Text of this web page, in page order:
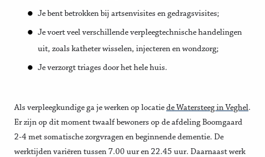
Je bent betrokken bij artsenvisites en gedragsvisites;
Je voert veel verschillende verpleegtechnische handelingen
uit, zoals katheter wisselen, injecteren en wondzorg;
Je verzorgt triages door het hele huis.
Als verpleegkundige ga je werken op locatie de Watersteeg in Veghel.
Er zijn op dit moment twaalf bewoners op de afdeling Boomgaard
2-4 met somatische zorgvragen en beginnende dementie. De
werktijden variëren tussen 7.00 uur en 22.45 uur. Daarnaast werk